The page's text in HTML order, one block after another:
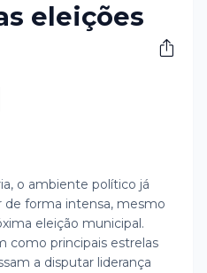
eleições
n
k
o ambiente político já
forma intensa, mesmo
eleição municipal.
como principais estrelas
a disputar liderança